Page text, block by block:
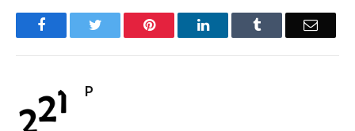
FacebookTwitter Pinterest LinkedInTumblr Email
P